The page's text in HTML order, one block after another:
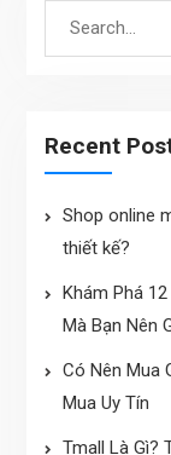
Search
Recent
Shop online
thiết kế?
Khám Phá
Mà Bạn Nên
Có Nên Mua
Mua Uy Tín
Tmall Là Gì?